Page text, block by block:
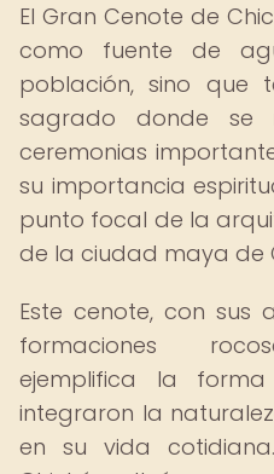
El Gran Cenote de
como fuente de
población, sino que
sagrado donde se
ceremonias
su importancia
punto focal de la
de la ciudad maya de
Este cenote, con sus
formaciones
ejemplifica la
integraron la
en su vida